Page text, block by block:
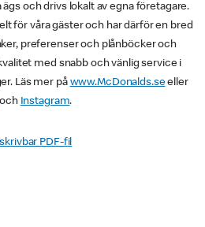
och drivs lokalt av egna företagare.
för våra gäster och har därför en bred
preferenser och plånböcker och
med snabb och vänlig service i
Läs mer på www.McDonalds.seeller
och Instagram.
PDF-fil